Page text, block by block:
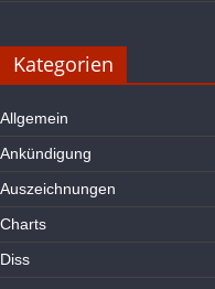
Kategorien
Allgemein
Ankündigung
Auszeichnungen
Charts
Diss